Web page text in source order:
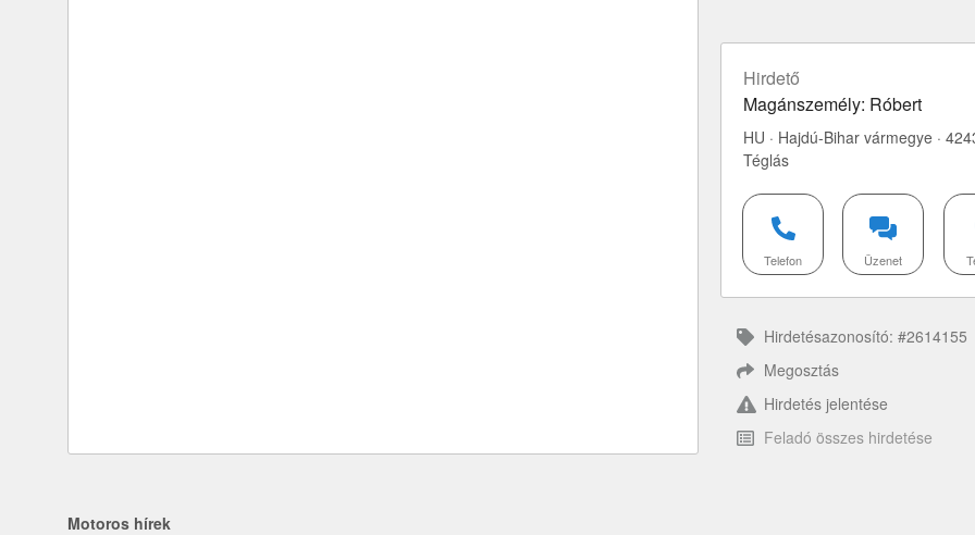
Hirdető
Magánszemély: Róbert
HU · Hajdú-Bihar vármegye ·
Téglás
Telefon Üzenet
Hirdetésazonosító: #2614155
Megosztás
Hirdetés jelentése
Feladó összes hirdetése
Motoros hírek